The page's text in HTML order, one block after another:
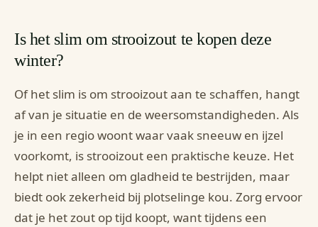
Is het slim om strooizout te kopen deze
winter?
Of het slim is om strooizout aan te schaffen, hangt
af van je situatie en de weersomstandigheden. Als
je in een regio woont waar vaak sneeuw en ijzel
voorkomt, is strooizout een praktische keuze. Het
helpt niet alleen om gladheid te bestrijden, maar
biedt ook zekerheid bij plotselinge kou. Zorg ervoor
dat je het zout op tijd koopt, want tijdens een